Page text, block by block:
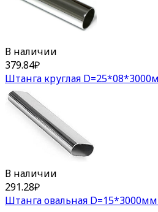
В наличии
379.84₽
Штанга круглая
В наличии
291.28₽
Штанга овальная